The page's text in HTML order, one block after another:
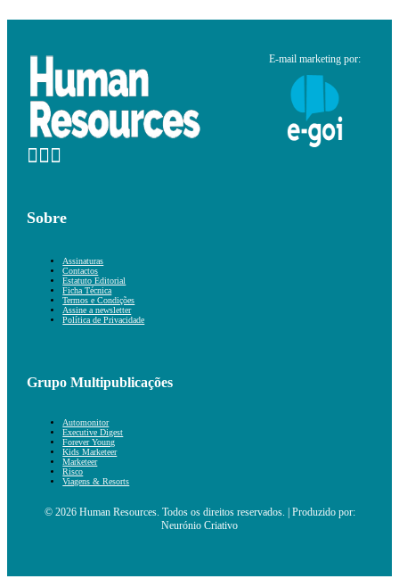
E-mail marketing por:
Sobre
Assinaturas
Contactos
Estatuto Editorial
Ficha Técnica
Termos e Condições
Assine a newsletter
Política de Privacidade
Grupo Multipublicações
Automonitor
Executive Digest
Forever Young
Kids Marketeer
Marketeer
Risco
Viagens & Resorts
© 2026 Human Resources. Todos os direitos reservados. | Produzido por:
Neurónio Criativo